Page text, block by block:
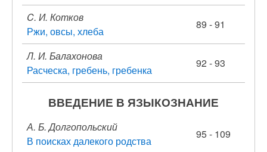
C. И. Котков
Ржи, овсы, хлеба
89 - 91
Л. И. Балахонова
Расческа, гребень, гребенка
92 - 93
ВВЕДЕНИЕ В ЯЗЫКОЗНАНИЕ
А. Б. Долгопольский
В поисках далекого родства
95 - 109